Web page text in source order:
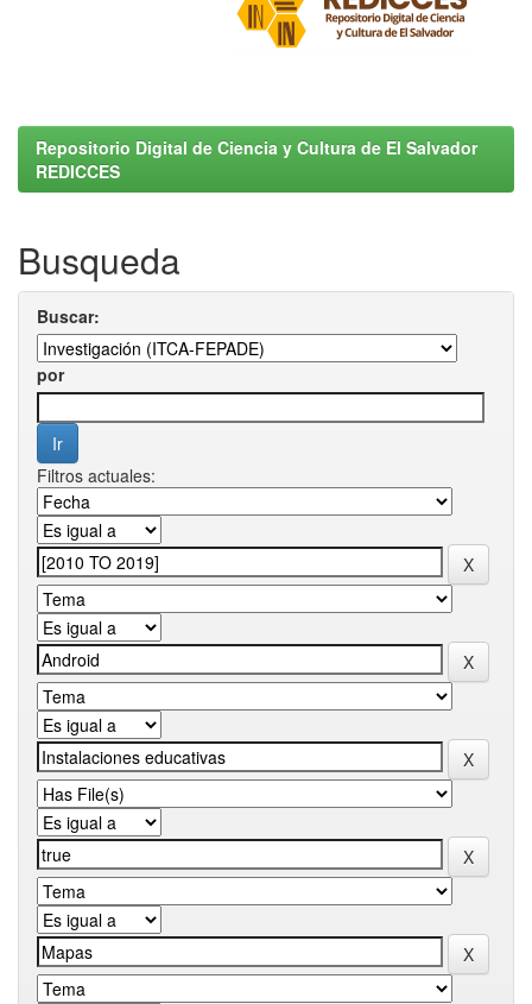
Repositorio Digital de Ciencia y Cultura de El Salvador
REDICCES
Busqueda
Buscar:
por
Filtros actuales: